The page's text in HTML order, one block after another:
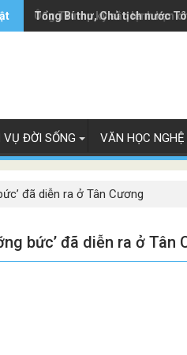
Ông Trump ký sắc lệnh hạn
Tổng Bí thư, Chủ tịch nước Tô
VỤ ĐỜI SỐNG VĂN HỌC
đã diễn ra ở Tân Cương
bức’ đã diễn ra ở Tân